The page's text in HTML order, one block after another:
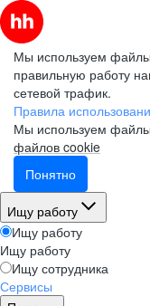
Мы используем
правильную работу
сетевой трафик.
Правила
Мы используем
файлов cookie
Понятно
Ищу работу
Ищу работу
Ищу работу
Ищу сотрудника
Сервисы